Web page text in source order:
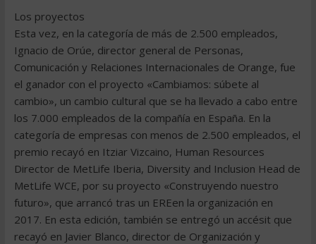
Los proyectos
Esta vez, en la categoría de más de 2.500 empleados,
Ignacio de Orúe, director general de Personas,
Comunicación y Relaciones Internacionales de Orange, fue
el ganador con el proyecto «Cambiamos: súbete al
cambio», un cambio cultural que se ha llevado a cabo entre
los 7.000 empleados de la compañía en España. En la
categoría de empresas con menos de 2.500 empleados, el
premio recayó en Itziar Vizcaino, Human Resources
Director de MetLife Iberia, Diversity and Inclusion Head de
MetLife WCE, por su proyecto «Construyendo nuestro
futuro», que arrancó tras un EREen la organización en
2017. En esta edición, también se entregó un accésit que
recayó en Javier Blanco, director de Organización y